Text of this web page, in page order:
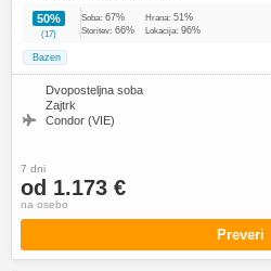
50%
(17)
Soba: 67% Hrana: 51%
Storitev: 66% Lokacija: 96%
Bazen
Dvoposteljna soba
Zajtrk
Condor (VIE)
7 dni
od 1.173 €
na osebo
Preveri